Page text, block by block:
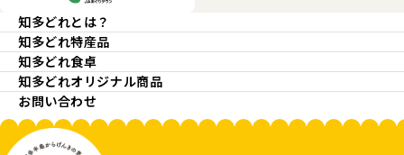
知多どれとは？
知多どれ特産品
知多どれ食卓
知多どれオリジナル商品
お問い合わせ